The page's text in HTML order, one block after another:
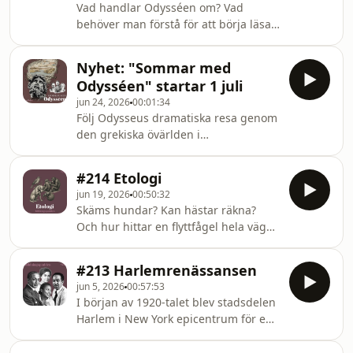
litteraturhistoriens första
uppväxtskildring? Och vem blir
Telemachos under berättelsens gång?
I Bildningspoddens
specialproducerade sommarserie
"Sommar med Odysséen" får du
Vad handlar Odysséen om? Vad
behöver man förstå för att börja läsa
avsnittet av ”Sommar med Odysséen”
får du en introduktion till verket, dess
historia, form och aktualitet idag. Följ
Odysseus dramatiska resa genom den
grekiska övärlden i Bildningspoddens
specialproducerade sommarserie
"Sommar med Odysséen! Magnus
Bremmer
Nyhet: "Sommar med
Odysséen" startar 1 juli
jun 24, 202600:01:34
Följ Odysseus dramatiska resa genom
den grekiska övärlden i
Homeros epos Iliaden och Odysséen
brukar kallas den västerländska
litteraturens vagga, men de antika
äventyren är lika aktuella idag – i
omskrivningar, filmatiseringar och
populärkulturella referenser. Vad är
det som gör att vi fortfarande läser
Odysséen, nästan tre tusen år efter
att den d
#214 Etologi
jun 19, 202600:50:32
Skäms hundar? Kan hästar räkna?
Och hur hittar en flyttfågel hela vägen
men också ett ämne som väcker stora
frågor om intelligens, instinkt, känslor
och medvetande. Hur uppstod
etologin som vetenskap? Varför har
forskare så ofta tolkat djur genom
#213 Harlemrenässansen
jun 5, 202600:57:53
I början av 1920-talet blev stadsdelen
Harlem i New York epicentrum för en